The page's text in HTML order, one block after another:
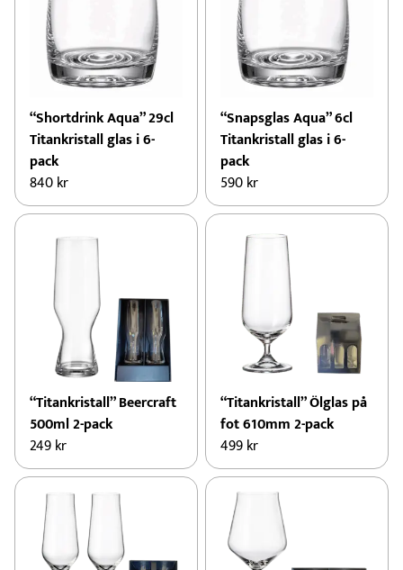
“Shortdrink Aqua” 29cl
Titankristall glas i 6-
pack
840kr
“Snapsglas Aqua” 6cl
Titankristall glas i 6-
pack
590kr
“Titankristall” Beercraft
500ml 2-pack
249kr
“Titankristall” Ölglas på
fot 610mm 2-pack
499kr